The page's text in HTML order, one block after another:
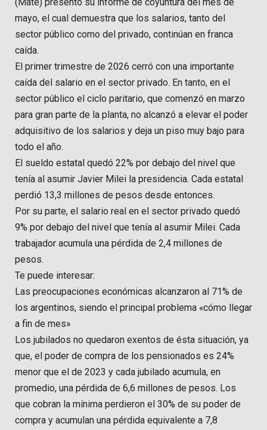
mayo, el cual demuestra que los salarios, tanto del
sector público como del privado, continúan en franca
caída.
El primer trimestre de 2026 cerró con una importante
caída del salario en el sector privado. En tanto, en el
sector público el ciclo paritario, que comenzó en marzo
para gran parte de la planta, no alcanzó a elevar el poder
adquisitivo de los salarios y deja un piso muy bajo para
todo el año.
El sueldo estatal quedó 22% por debajo del nivel que
tenía al asumir Javier Milei la presidencia. Cada estatal
perdió 13,3 millones de pesos desde entonces.
Por su parte, el salario real en el sector privado quedó
9% por debajo del nivel que tenía al asumir Milei. Cada
trabajador acumula una pérdida de 2,4 millones de
pesos.
Te puede interesar:
Las preocupaciones económicas alcanzaron al 71% de
los argentinos, siendo el principal problema «cómo llegar
a fin de mes»
Los jubilados no quedaron exentos de ésta situación, ya
que, el poder de compra de los pensionados es 24%
menor que el de 2023 y cada jubilado acumula, en
promedio, una pérdida de 6,6 millones de pesos. Los
que cobran la mínima perdieron el 30% de su poder de
compra y acumulan una pérdida equivalente a 7,8